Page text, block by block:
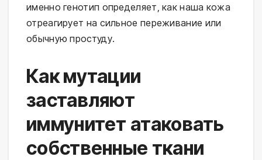
именно генотип определяет, как наша кожа
отреагирует на сильное переживание или
обычную простуду.
Как мутации
заставляют
иммунитет атаковать
собственные ткани